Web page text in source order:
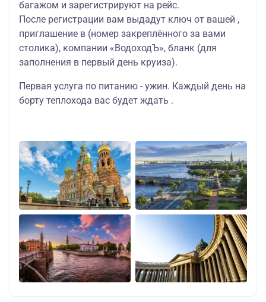
багажом и зарегистрируют на рейс.
После регистрации вам выдадут ключ от вашей ,
приглашение в (номер закреплённого за вами
столика), компании «ВодоходЪ», бланк (для
заполнения в первый день круиза).
Первая услуга по питанию - ужин. Каждый день на
борту теплохода вас будет ждать .